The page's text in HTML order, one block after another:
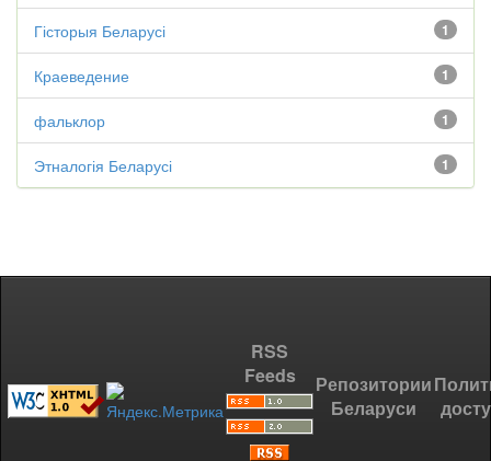
1
Гісторыя Беларусі
1
Краеведение
1
фальклор
1
Этналогія Беларусі
RSS
Feeds
Репозитории
Беларуси